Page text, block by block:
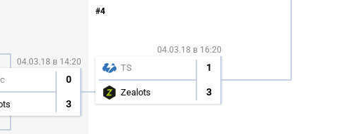
04.03.18 в 14:20
0
3
#4
04.03.18 в 16:20
TS 1
Zealots 3